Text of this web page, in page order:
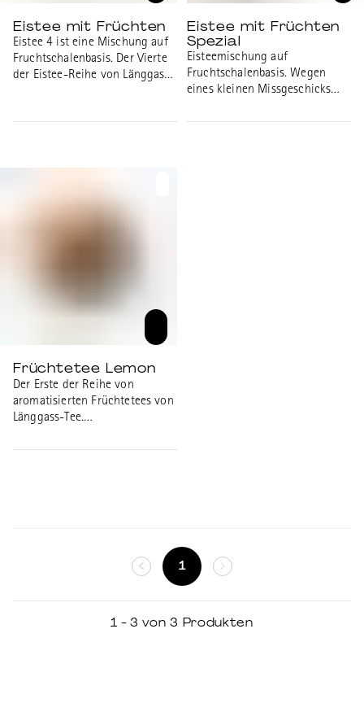
Eistee mit Früchten
Eistee 4 ist eine Mischung auf
Fruchtschalenbasis. Der Vierte
der Eistee-Reihe von Länggass-
Ringelblumen und Mango-
Eistee mit Früchten
Spezial
Eisteemischung auf
Fruchtschalenbasis. Wegen
eines kleinen Missgeschicks
Aroma-öl aromatisiert.
Früchtetee Lemon
Der Erste der Reihe von
aromatisierten Früchtetees von
Länggass-Tee.
Apfelstücke, Karkade,
1
1 - 3 von 3 Produkten